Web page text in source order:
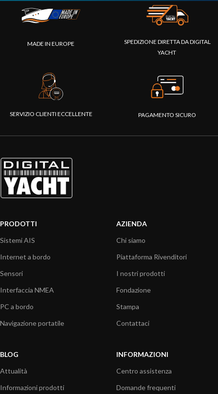
MADE IN EUROPE
SPEDIZIONE DIRETTA DA DIGITAL
YACHT
SERVIZIO CLIENTI ECCELLENTE PAGAMENTO SICURO
PRODOTTI
Sistemi AIS
Internet a bordo
Sensori
Interfaccia NMEA
PC a bordo
Navigazione portatile
AZIENDA
Chi siamo
Piattaforma Rivenditori
I nostri prodotti
Fondazione
Stampa
Contattaci
BLOG
Attualità
Informazioni prodotti
INFORMAZIONI
Centro assistenza
Domande frequenti